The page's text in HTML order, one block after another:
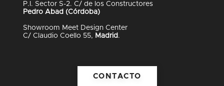
P.I. Sector S-2. C/ de los Constructores
Pedro Abad (Córdoba)
Showroom Meet Design Center
C/ Claudio Coello 55, Madrid .
CONTACTO